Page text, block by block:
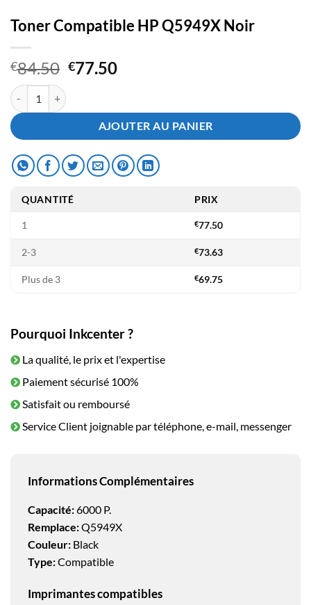
Toner Compatible HP Q5949X Noir
€84.50 Le
était :
€84.50.
€77.50Le
est :
€77.50.
quantité de Toner Compatible HP Q5949X Noir
AJOUTER AU PANIER
QUANTITÉ PRIX
1 €77.50
2-3 €73.63
Plus de 3 €69.75
Pourquoi Inkcenter ?
La qualité, le prix et l'expertise
Paiement sécurisé 100%
Satisfait ou remboursé
Service Client joignable par téléphone, e-mail, messenger
Informations Complémentaires
Capacité:6000 P.
Remplace:Q5949X
Couleur: Black
Type:Compatible
Imprimantes compatibles